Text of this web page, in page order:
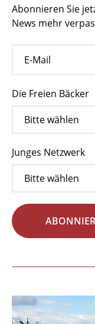
Abonnieren Sie
News mehr
Die Freien Bäcker
Junges Netzwerk